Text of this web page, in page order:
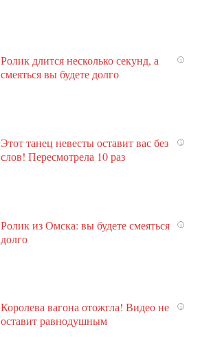
i
Ролик длится несколько секунд, а
смеяться вы будете долго
i
Этот танец невесты оставит вас без
слов! Пересмотрела 10 раз
i
Ролик из Омска: вы будете смеяться
долго
i
Королева вагона отожгла! Видео не
оставит равнодушным